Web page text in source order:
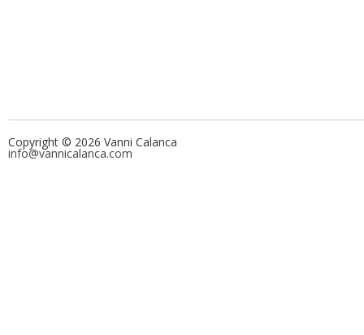
Copyright © 2026 Vanni Calanca
info@vannicalanca.com